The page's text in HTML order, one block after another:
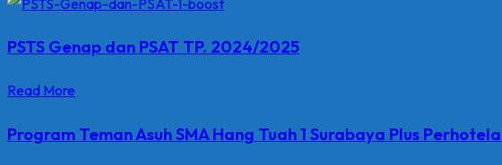
PSTS Genap dan PSAT TP. 2024/2025
Read More
Program Teman Asuh SMA Hang Tuah 1 Surabaya Plus